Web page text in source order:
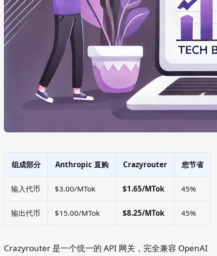
组成部分 Anthropic 直购 Crazyrouter 您节省
输入代币 $3.00/MTok $1.65/MTok 45%
输出代币 $15.00/MTok $8.25/MTok 45%
Crazyrouter 是一个统一的 API 网关，完全兼容 OpenAI